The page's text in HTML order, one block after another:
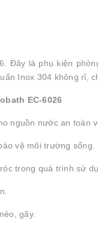
Đây là phụ kiện
Inox 304 không rỉ,
EC-6026
nguồn nước an toàn
vệ môi trường sống.
trong quá trình sử
gãy.